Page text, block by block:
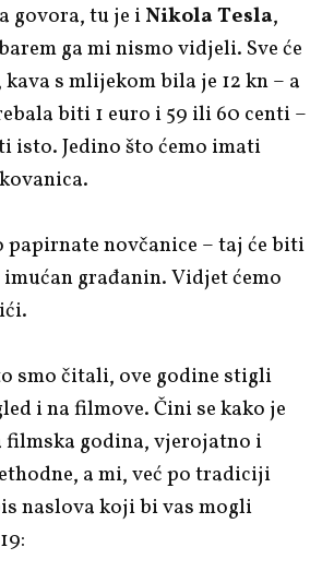
govora, tu je iNikola Tesla,
ga mi nismo vidjeli. Sve će
s mlijekom bila je 12 kn – a
biti 1 euro i 59 ili 60 centi –
isto. Jedino što ćemo imati
papirnate novčanice – taj će biti
građanin. Vidjet ćemo
smo čitali, ove godine stigli
i na filmove. Čini se kako je
filmska godina, vjerojatno i
a mi, već po tradiciji
naslova koji bi vas mogli